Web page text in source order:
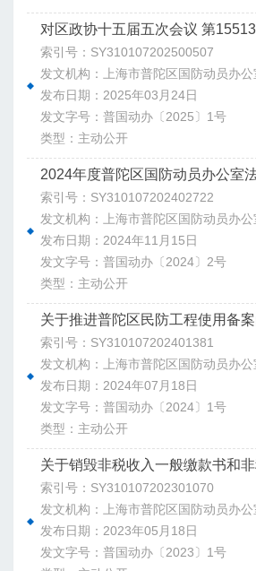
索引号：SY310107202500507
发文机构：上海市普陀区国防动员办公
发布日期：2025年03月24日
发文字号：普国动办〔2025〕1号
类型：主动公开
索引号：SY310107202402722
发文机构：上海市普陀区国防动员办公
发布日期：2024年11月15日
发文字号：普国动办〔2024〕2号
类型：主动公开
关于推进普陀区民防工程使用备
索引号：SY310107202401381
发文机构：上海市普陀区国防动员办公
发布日期：2024年07月18日
发文字号：普国动办〔2024〕1号
类型：主动公开
索引号：SY310107202301070
发文机构：上海市普陀区国防动员办公
发布日期：2023年05月18日
发文字号：普国动办〔2023〕1号